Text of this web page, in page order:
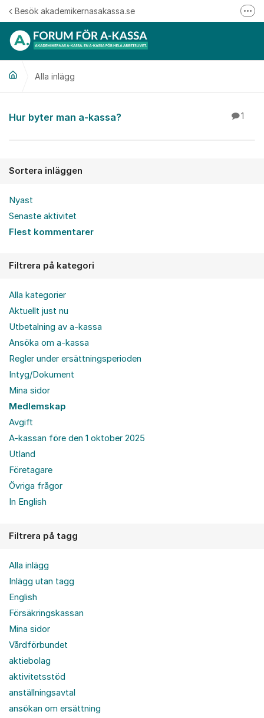
Hoppa till innehåll
Besök akademikernasakassa.se
Alla inlägg
Alla inlägg
Hur byter man a-kassa? 1
Sortera inläggen
Nyast
Senaste aktivitet
Flest kommentarer
Filtrera på kategori
Alla kategorier
Aktuellt just nu
Utbetalning av a-kassa
Ansöka om a-kassa
Regler under ersättningsperioden
Intyg/Dokument
Mina sidor
Medlemskap
Avgift
A-kassan före den 1 oktober 2025
Utland
Företagare
Övriga frågor
In English
Filtrera på tagg
Alla inlägg
Inlägg utan tagg
English
Försäkringskassan
Mina sidor
Vårdförbundet
aktiebolag
aktivitetsstöd
anställningsavtal
ansökan om ersättning